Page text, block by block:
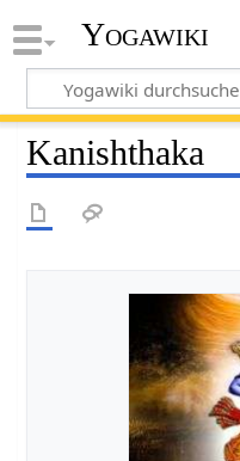
Yogawiki
Kanishthaka